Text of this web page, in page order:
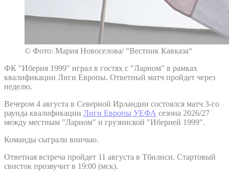
© Фото: Мария Новоселова/ “Вестник Кавказа“
ФК "Иберия 1999" играл в гостях с "Ларном" в рамках
квалификации Лиги Европы. Ответный матч пройдет через
неделю.
Вечером 4 августа в Северной Ирландии состоялся матч 3-го
раунда квалификации Лиги Европы УЕФА сезона 2026/27
между местным "Ларном" и грузинской "Иберией 1999".
Команды сыграли вничью.
Ответная встреча пройдет 11 августа в Тбилиси. Стартовый
свисток прозвучит в 19:00 (мск).